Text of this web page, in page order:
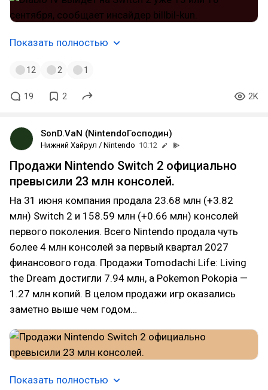
Показать полностью
12 2 1
19 2 2K
SonD.VaN (NintendoГосподин)
Нижний Хайрул / Nintendo 10:12
Продажи Nintendo Switch 2 официально
превысили 23 млн консолей.
На 31 июня компания продала 23.68 млн (+3.82
млн) Switch 2 и 158.59 млн (+0.66 млн) консолей
первого поколения. Всего Nintendo продала чуть
более 4 млн консолей за первый квартал 2027
финансового года. Продажи Tomodachi Life: Living
the Dream достигли 7.94 млн, а Pokemon Pokopia —
1.27 млн копий. В целом продажи игр оказались
заметно выше чем годом…
Показать полностью